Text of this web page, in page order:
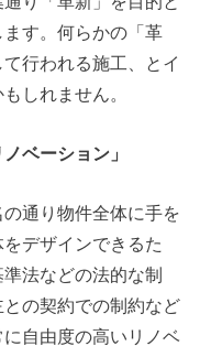
す。何らかの「革
行われる施工、とイ
しれません。
ベーション」
通り物件全体に手を
デザインできるた
法などの法的な制
の契約での制約など
自由度の高いリノベ